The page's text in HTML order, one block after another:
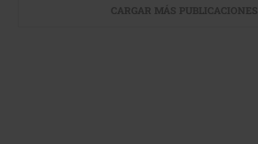
CARGAR MÁS PUBLICACIONES